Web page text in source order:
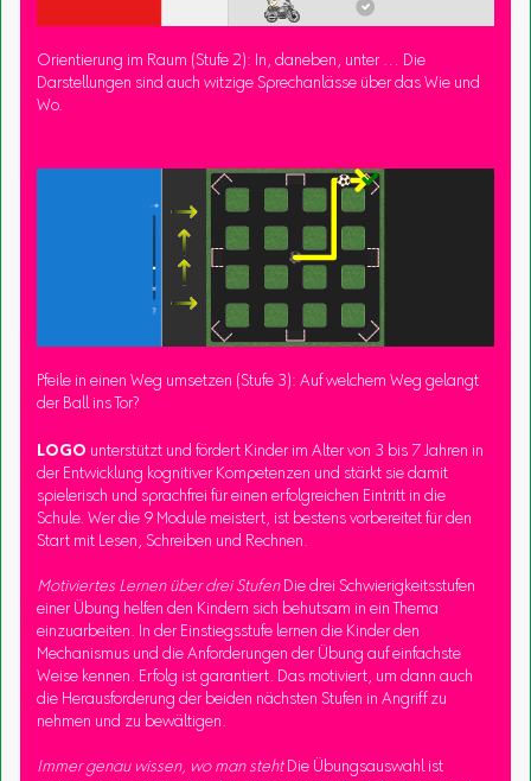
Orientierung im Raum (Stufe 2): In, daneben, unter … Die
Darstellungen sind auch witzige Sprechanlässe über das Wie und
Wo.
Pfeile in einen Weg umsetzen (Stufe 3): Auf welchem Weg gelangt
der Ball ins Tor?
LOGO unterstützt und fördert Kinder im Alter von 3 bis 7 Jahren in
der Entwicklung kognitiver Kompetenzen und stärkt sie damit
spielerisch und sprachfrei für einen erfolgreichen Eintritt in die
Schule. Wer die 9 Module meistert, ist bestens vorbereitet für den
Start mit Lesen, Schreiben und Rechnen.
Motiviertes Lernen über drei StufenDie drei Schwierigkeitsstufen
einer Übung helfen den Kindern sich behutsam in ein Thema
einzuarbeiten. In der Einstiegsstufe lernen die Kinder den
Mechanismus und die Anforderungen der Übung auf einfachste
Weise kennen. Erfolg ist garantiert. Das motiviert, um dann auch
die Herausforderung der beiden nächsten Stufen in Angriff zu
nehmen und zu bewältigen.
Immer genau wissen, wo man stehtDie Übungsauswahl ist